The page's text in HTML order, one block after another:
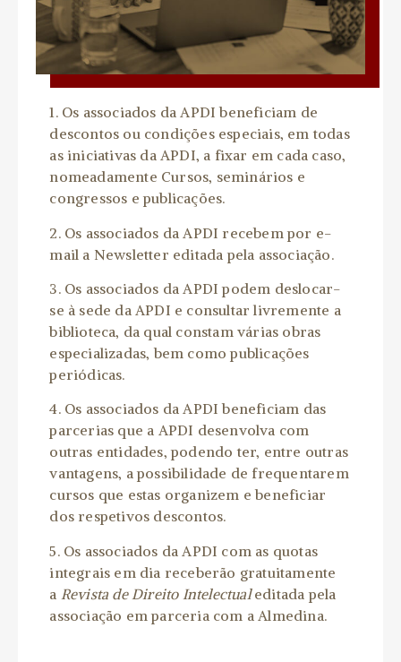
1. Os associados da APDI beneficiam de
descontos ou condições especiais, em todas
as iniciativas da APDI, a fixar em cada caso,
nomeadamente Cursos, seminários e
congressos e publicações.
2. Os associados da APDI recebem por e-
mail a Newsletter editada pela associação.
3.Os associados da APDI podem deslocar-
se à sede da APDI e consultar livremente a
biblioteca, da qual constam várias obras
especializadas, bem como publicações
periódicas.
4. Os associados da APDI beneficiam das
parcerias que a APDI desenvolva com
outras entidades, podendo ter, entre outras
vantagens, a possibilidade de frequentarem
cursos que estas organizem e beneficiar
dos respetivos descontos.
5. Os associados da APDI com as quotas
integrais em dia receberão gratuitamente
a Revista de Direito Intelectualeditada pela
associação em parceria com a Almedina.